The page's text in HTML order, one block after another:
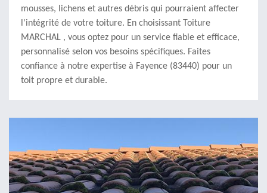
mousses, lichens et autres débris qui pourraient affecter
l'intégrité de votre toiture. En choisissant Toiture
MARCHAL , vous optez pour un service fiable et efficace,
personnalisé selon vos besoins spécifiques. Faites
confiance à notre expertise à Fayence (83440) pour un
toit propre et durable.